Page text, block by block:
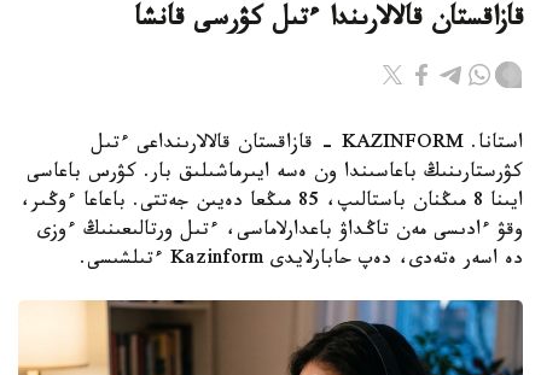
قازاقستان قالالارىندا ءتىل كۋرسى قانشا
استانا. KAZINFORM - قازاقستان قالالارىنداعى ءتىل
كۋرستارىنىڭ باعاسىندا ون ەسە ايىرماشىلىق بار. كۋرس باعاسى
ايىنا 8 مىڭنان باستالىپ، 85 مىڭعا دەيىن جەتتى. باعاعا ءوڭىر،
وقۋ ءادىسى مەن تاڭداۋ باعدارلاماسى، ءتىل ورتالىعىنىڭ ءوزى
دە اسەر ەتەدى، دەپ حابارلايدى Kazinform ءتىلشىسى.